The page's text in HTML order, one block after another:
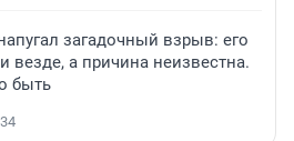
загадочный взрыв: его
везде, а причина неизвестна.
быть
34